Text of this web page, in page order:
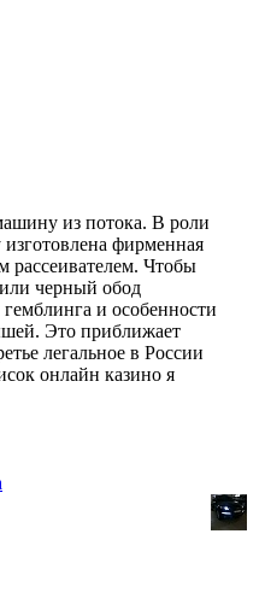
из потока. В роли
фирменная
Чтобы
черный обод
и особенности
Это приближает
легальное в России
онлайн казино я